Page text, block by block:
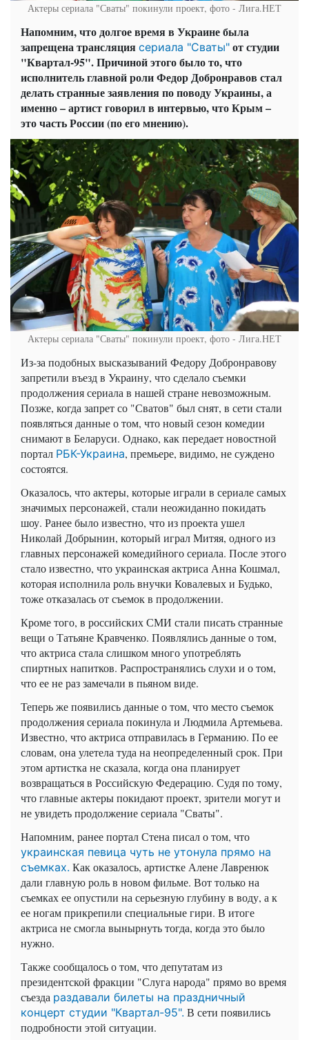
Актеры сериала "Сваты" покинули проект, фото - Лига.НЕТ
Напомним, что долгое время в Украине была
запрещена трансляция сериала "Сваты" от студии
"Квартал-95". Причиной этого было то, что
исполнитель главной роли Федор Добронравов стал
делать странные заявления по поводу Украины, а
именно – артист говорил в интервью, что Крым –
это часть России (по его мнению).
Актеры сериала "Сваты" покинули проект, фото - Лига.НЕТ
Из-за подобных высказываний Федору Добронравову
запретили въезд в Украину, что сделало съемки
продолжения сериала в нашей стране невозможным.
Позже, когда запрет со "Сватов" был снят, в сети стали
появляться данные о том, что новый сезон комедии
снимают в Беларуси. Однако, как передает новостной
портал РБК-Украина, премьере, видимо, не суждено
состоятся.
Оказалось, что актеры, которые играли в сериале самых
значимых персонажей, стали неожиданно покидать
шоу. Ранее было известно, что из проекта ушел
Николай Добрынин, который играл Митяя, одного из
главных персонажей комедийного сериала. После этого
стало известно, что украинская актриса Анна Кошмал,
которая исполнила роль внучки Ковалевых и Будько,
тоже отказалась от съемок в продолжении.
Кроме того, в российских СМИ стали писать странные
вещи о Татьяне Кравченко. Появлялись данные о том,
что актриса стала слишком много употреблять
спиртных напитков. Распространялись слухи и о том,
что ее не раз замечали в пьяном виде.
Теперь же появились данные о том, что место съемок
продолжения сериала покинула и Людмила Артемьева.
Известно, что актриса отправилась в Германию. По ее
словам, она улетела туда на неопределенный срок. При
этом артистка не сказала, когда она планирует
возвращаться в Российскую Федерацию. Судя по тому,
что главные актеры покидают проект, зрители могут и
не увидеть продолжение сериала "Сваты".
Напомним, ранее портал Стена писал о том, что
украинская певица чуть не утонула прямо на
съемках. Как оказалось, артистке Алене Лавренюк
дали главную роль в новом фильме. Вот только на
съемках ее опустили на серьезную глубину в воду, а к
ее ногам прикрепили специальные гири. В итоге
актриса не смогла вынырнуть тогда, когда это было
нужно.
Также сообщалось о том, что депутатам из
президентской фракции "Слуга народа" прямо во время
съезда раздавали билеты на праздничный
концерт студии "Квартал-95". В сети появились
подробности этой ситуации.